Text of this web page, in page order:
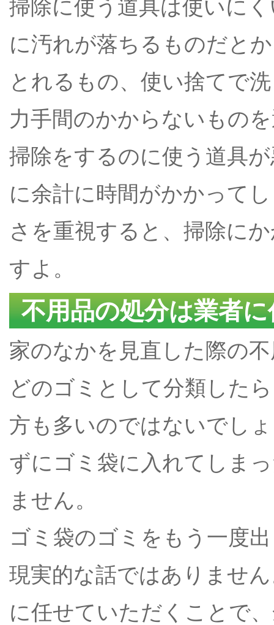
掃除に使う道具は使いに
に汚れが落ちるものだと
とれるもの、使い捨てで
力手間のかからないもの
掃除をするのに使う道具
に余計に時間がかかって
さを重視すると、掃除に
すよ。
不用品の処分は業者
家のなかを見直した際の
どのゴミとして分類した
方も多いのではないでし
ずにゴミ袋に入れてしま
ません。
ゴミ袋のゴミをもう一度
現実的な話ではありませ
に任せていただくことで